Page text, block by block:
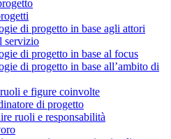
di progetto in base agli attori
servizio
di progetto in base al focus
di progetto in base all’ambito di
e figure coinvolte
di progetto
ruoli e responsabilità